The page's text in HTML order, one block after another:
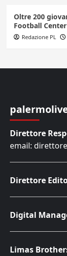
Oltre 200
Football
Redazione PL
Direttore
email:
Direttore
Digital
Limas